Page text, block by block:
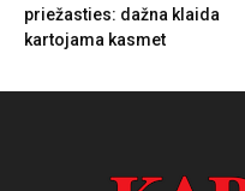
priežasties: dažna klaida
kartojama kasmet